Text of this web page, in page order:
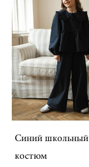
Синий школьный
костюм